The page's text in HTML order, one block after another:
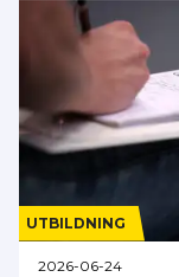
UTBILDNING
2026-06-24